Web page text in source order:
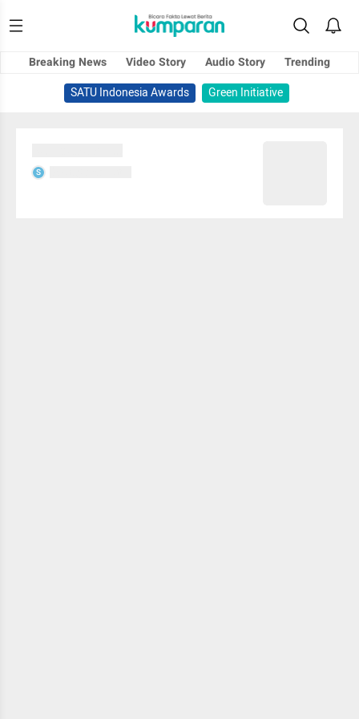
Breaking News Video Story Audio Story
Trending
SATU Indonesia Awards
Green Initiative
S